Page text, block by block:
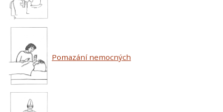
Pomazání nemocných